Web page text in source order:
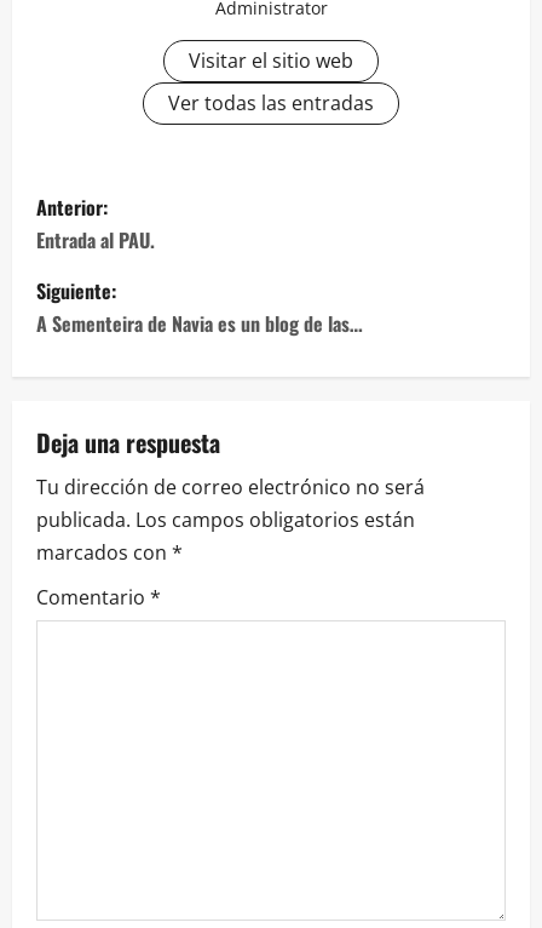
Administrator
Visitar el sitio web
Ver todas las entradas
Navegación
de
entradas
Anterior:
Entrada al PAU.
Siguiente:
A Sementeira de Navia es un blog de las…
Deja una respuesta
Tu dirección de correo electrónico no será
publicada. Los campos obligatorios están
marcados con *
Comentario *